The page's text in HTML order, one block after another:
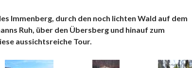
Immenberg, durch den noch lichten Wald auf dem
Ruh, über den Übersberg und hinauf zum
aussichtsreiche Tour.